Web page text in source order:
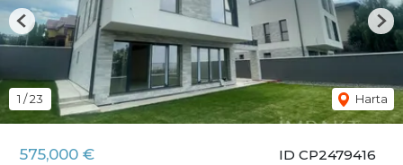
ID CP2479416
575,000 €
1 /23 Harta
Previous